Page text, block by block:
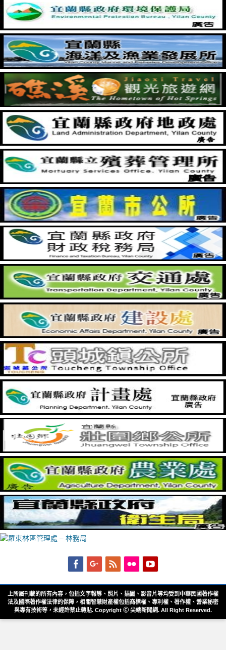
FacebookGoogleplus
Feed Flickr
上所屬刊載的所有內容，包括文字報導、照片、插圖、影音片等均受到中華民國著作權
法及國際著作權法律的保障，相關智慧財產權包括商標權、專利權、著作權、營業秘密
與專有技術等，未經許禁止轉貼. Copyright Ⓒ 尖端新聞網. All Right Reserved.